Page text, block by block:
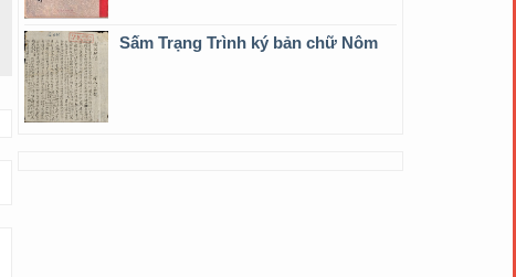
Sấm Trạng Trình ký bản chữ Nôm